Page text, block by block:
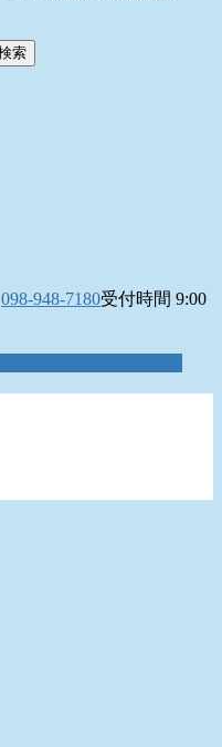
098-948-7180受付時間 9:00